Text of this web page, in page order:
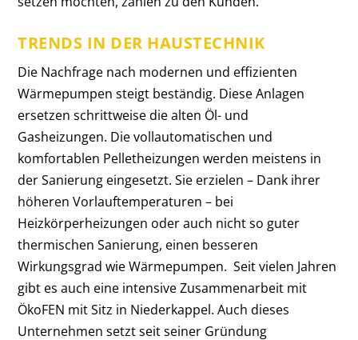
TRENDS IN DER HAUSTECHNIK
Die Nachfrage nach modernen und effizienten
Wärmepumpen steigt beständig. Diese Anlagen
ersetzen schrittweise die alten Öl- und
Gasheizungen. Die vollautomatischen und
komfortablen Pelletheizungen werden meistens in
der Sanierung eingesetzt. Sie erzielen – Dank ihrer
höheren Vorlauftemperaturen – bei
Heizkörperheizungen oder auch nicht so guter
thermischen Sanierung, einen besseren
Wirkungsgrad wie Wärmepumpen. Seit vielen Jahren
gibt es auch eine intensive Zusammenarbeit mit
ÖkoFEN mit Sitz in Niederkappel. Auch dieses
Unternehmen setzt seit seiner Gründung